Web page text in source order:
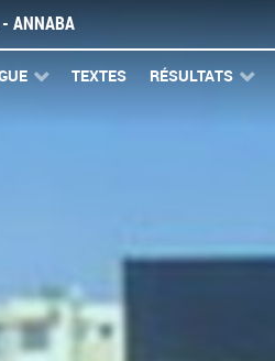
- ANNABA
TEXTES RÉSULTATS